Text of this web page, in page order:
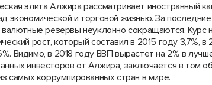
элита Алжира рассматривает иностранный
экономической и торговой жизнью. За
валютные резервы неуклонно сокращаются.
рост, который составил в 2015 году 3,7%, в
Видимо, в 2018 году ВВП вырастет на 2% в
инвесторов от Алжира, заключается в том
самых коррумпированных стран в мире.